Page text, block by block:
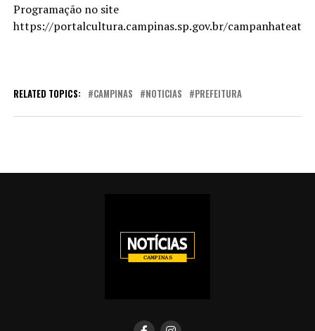
Programação no site
https://portalcultura.campinas.sp.gov.br/campanhateatro
RELATED TOPICS: CAMPINAS NOTICIAS PREFEITURA